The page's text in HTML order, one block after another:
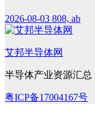
2026-08-03 808, ab
艾邦半导体网
半导体产业资源汇总
粤ICP备17004167号